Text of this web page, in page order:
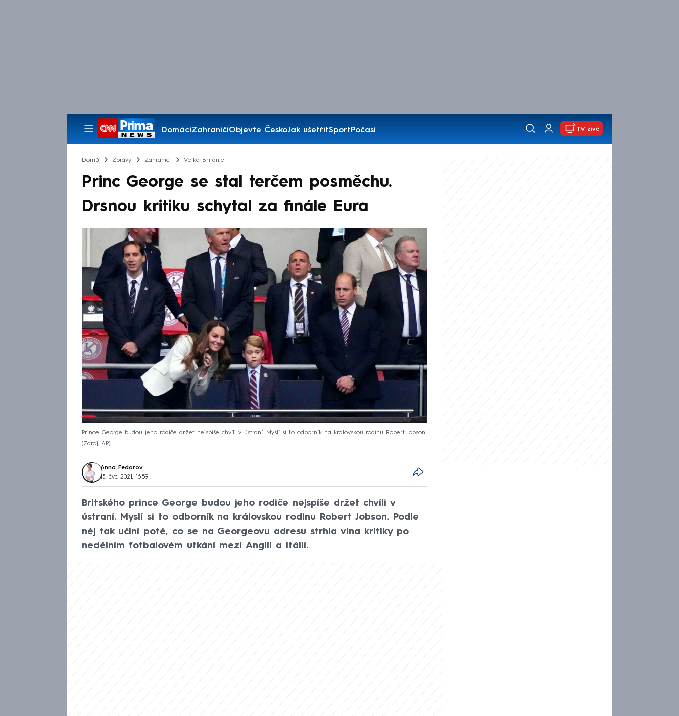
DomácíZahraničíObjevte ČeskoJak ušetřitSportPočasí
Pořady
TV živě
Domů Zprávy Zahraničí Velká Británie
Princ George se stal terčem posměchu.
Drsnou kritiku schytal za finále Eura
Prince George budou jeho rodiče držet nejspíše chvíli v ústraní. Myslí si to odborník na královskou rodinu Robert Jobson.
Zdroj: AP
Anna Fedorov
15. čvc 2021, 16:59
Britského prince George budou jeho rodiče nejspíše držet chvíli v
ústraní. Myslí si to odborník na královskou rodinu Robert Jobson. Podle
něj tak učiní poté, co se na Georgeovu adresu strhla vlna kritiky po
nedělním fotbalovém utkání mezi Anglií a Itálií.